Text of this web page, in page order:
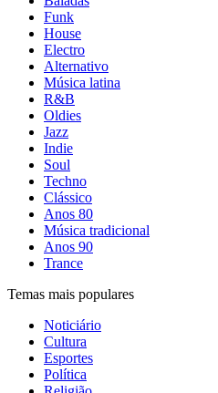
Funk
House
Electro
Alternativo
Música latina
R&B
Oldies
Jazz
Indie
Soul
Techno
Clássico
Anos 80
Música tradicional
Anos 90
Trance
Temas mais populares
Noticiário
Cultura
Esportes
Política